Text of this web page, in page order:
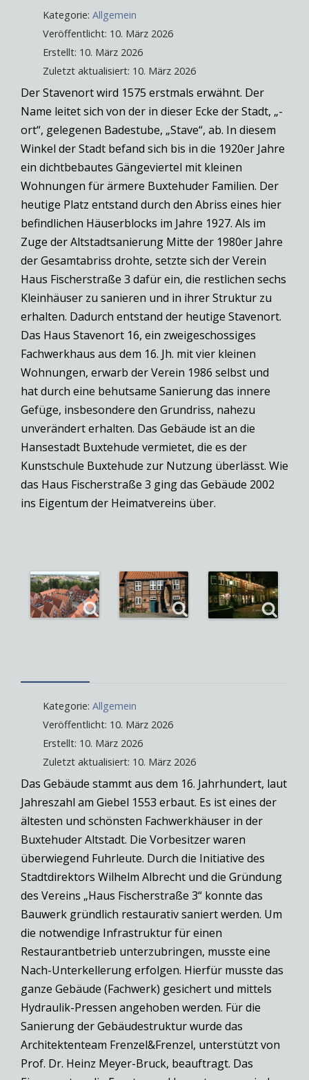
Kategorie: Allgemein
Veröffentlicht: 10. März 2026
Erstellt: 10. März 2026
Zuletzt aktualisiert: 10. März 2026
Der Stavenort wird 1575 erstmals erwähnt. Der
Name leitet sich von der in dieser Ecke der Stadt, „-
ort“, gelegenen Badestube, „Stave“, ab. In diesem
Winkel der Stadt befand sich bis in die 1920er Jahre
ein dichtbebautes Gängeviertel mit kleinen
Wohnungen für ärmere Buxtehuder Familien. Der
heutige Platz entstand durch den Abriss eines hier
befindlichen Häuserblocks im Jahre 1927. Als im
Zuge der Altstadtsanierung Mitte der 1980er Jahre
der Gesamtabriss drohte, setzte sich der Verein
Haus Fischerstraße 3 dafür ein, die restlichen sechs
Kleinhäuser zu sanieren und in ihrer Struktur zu
erhalten. Dadurch entstand der heutige Stavenort.
Das Haus Stavenort 16, ein zweigeschossiges
Fachwerkhaus aus dem 16. Jh. mit vier kleinen
Wohnungen, erwarb der Verein 1986 selbst und
hat durch eine behutsame Sanierung das innere
Gefüge, insbesondere den Grundriss, nahezu
unverändert erhalten. Das Gebäude ist an die
Hansestadt Buxtehude vermietet, die es der
Kunstschule Buxtehude zur Nutzung überlässt. Wie
das Haus Fischerstraße 3 ging das Gebäude 2002
ins Eigentum der Heimatvereins über.
Kategorie: Allgemein
Veröffentlicht: 10. März 2026
Erstellt: 10. März 2026
Zuletzt aktualisiert: 10. März 2026
Das Gebäude stammt aus dem 16. Jahrhundert, laut
Jahreszahl am Giebel 1553 erbaut. Es ist eines der
ältesten und schönsten Fachwerkhäuser in der
Buxtehuder Altstadt. Die Vorbesitzer waren
überwiegend Fuhrleute. Durch die Initiative des
Stadtdirektors Wilhelm Albrecht und die Gründung
des Vereins „Haus Fischerstraße 3“ konnte das
Bauwerk gründlich restaurativ saniert werden. Um
die notwendige Infrastruktur für einen
Restaurantbetrieb unterzubringen, musste eine
Nach-Unterkellerung erfolgen. Hierfür musste das
ganze Gebäude (Fachwerk) gesichert und mittels
Hydraulik-Pressen angehoben werden. Für die
Sanierung der Gebäudestruktur wurde das
Architektenteam Frenzel&Frenzel, unterstützt von
Prof. Dr. Heinz Meyer-Bruck, beauftragt. Das